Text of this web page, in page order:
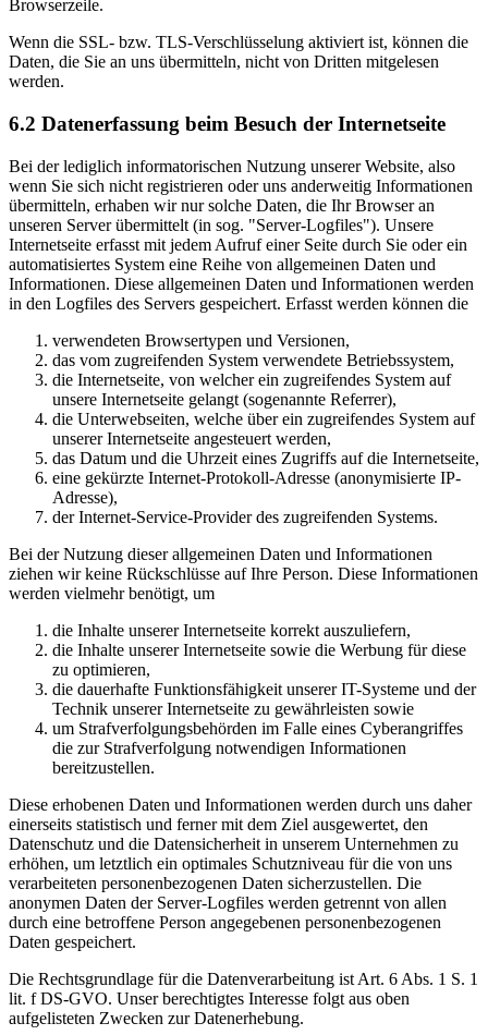
Browserzeile.
Wenn die SSL- bzw. TLS-Verschlüsselung aktiviert ist, können die
Daten, die Sie an uns übermitteln, nicht von Dritten mitgelesen
werden.
6.2 Datenerfassung beim Besuch der Internetseite
Bei der lediglich informatorischen Nutzung unserer Website, also
wenn Sie sich nicht registrieren oder uns anderweitig Informationen
übermitteln, erhaben wir nur solche Daten, die Ihr Browser an
unseren Server übermittelt (in sog. "Server-Logfiles"). Unsere
Internetseite erfasst mit jedem Aufruf einer Seite durch Sie oder ein
automatisiertes System eine Reihe von allgemeinen Daten und
Informationen. Diese allgemeinen Daten und Informationen werden
in den Logfiles des Servers gespeichert. Erfasst werden können die
verwendeten Browsertypen und Versionen,
das vom zugreifenden System verwendete Betriebssystem,
die Internetseite, von welcher ein zugreifendes System auf
unsere Internetseite gelangt (sogenannte Referrer),
die Unterwebseiten, welche über ein zugreifendes System auf
unserer Internetseite angesteuert werden,
das Datum und die Uhrzeit eines Zugriffs auf die Internetseite,
eine gekürzte Internet-Protokoll-Adresse (anonymisierte IP-
Adresse),
der Internet-Service-Provider des zugreifenden Systems.
Bei der Nutzung dieser allgemeinen Daten und Informationen
ziehen wir keine Rückschlüsse auf Ihre Person. Diese Informationen
werden vielmehr benötigt, um
die Inhalte unserer Internetseite korrekt auszuliefern,
die Inhalte unserer Internetseite sowie die Werbung für diese
zu optimieren,
die dauerhafte Funktionsfähigkeit unserer IT-Systeme und der
Technik unserer Internetseite zu gewährleisten sowie
um Strafverfolgungsbehörden im Falle eines Cyberangriffes
die zur Strafverfolgung notwendigen Informationen
bereitzustellen.
Diese erhobenen Daten und Informationen werden durch uns daher
einerseits statistisch und ferner mit dem Ziel ausgewertet, den
Datenschutz und die Datensicherheit in unserem Unternehmen zu
erhöhen, um letztlich ein optimales Schutzniveau für die von uns
verarbeiteten personenbezogenen Daten sicherzustellen. Die
anonymen Daten der Server-Logfiles werden getrennt von allen
durch eine betroffene Person angegebenen personenbezogenen
Daten gespeichert.
Die Rechtsgrundlage für die Datenverarbeitung ist Art. 6 Abs. 1 S. 1
lit. f DS-GVO. Unser berechtigtes Interesse folgt aus oben
aufgelisteten Zwecken zur Datenerhebung.